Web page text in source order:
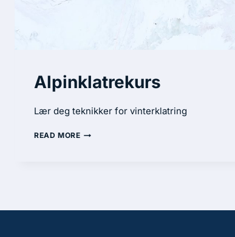
Alpinklatrekurs
Lær deg teknikker for vinterklatring
READ MORE